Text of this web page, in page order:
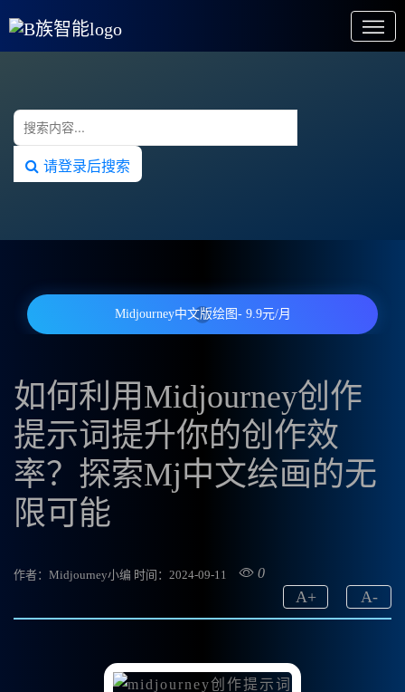
请登录后搜索
Midjourney中文版绘图- 9.9元/月
如何利用Midjourney创作
提示词提升你的创作效
率？探索Mj中文绘画的无
限可能
作者：Midjourney小编 时间：2024-09-11 0
A-
A+